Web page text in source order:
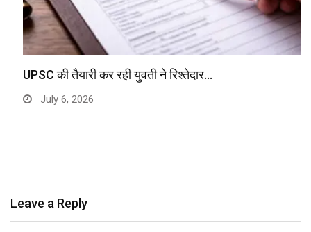
UPSC की तैयारी कर रही युवती ने रिश्तेदार…
July 6, 2026
Leave a Reply